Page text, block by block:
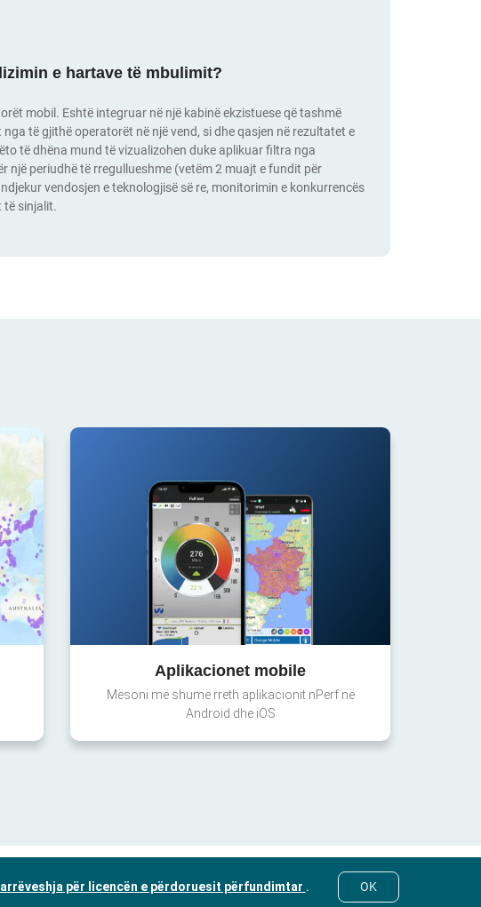
e hartave të mbulimit?
mobil. Eshtë integruar në një kabinë ekzistuese që tashmë
të gjithë operatorët në një vend, si dhe qasjen në rezultatet e
të dhëna mund të vizualizohen duke aplikuar filtra nga
një periudhë të rregullueshme (vetëm 2 muajt e fundit për
vendosjen e teknologjisë së re, monitorimin e konkurrencës
të sinjalit.
Aplikacionet mobile
Mësoni më shumë rreth aplikacionit nPerf në
Android dhe iOS
për licencën e përdoruesit përfundimtar . OK